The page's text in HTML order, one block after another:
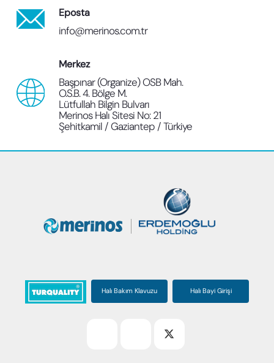
Eposta
info@merinos.com.tr
Merkez
Başpınar (Organize) OSB Mah.
O.S.B. 4. Bölge M.
Lütfullah Bilgin Bulvarı
Merinos Halı Sitesi No: 21
Şehitkamil / Gaziantep / Türkiye
Halı Bakım Klavuzu Halı Bayi Girişi